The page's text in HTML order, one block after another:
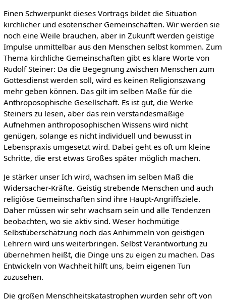
Einen Schwerpunkt dieses Vortrags bildet die Situation
kirchlicher und esoterischer Gemeinschaften. Wir werden sie
noch eine Weile brauchen, aber in Zukunft werden geistige
Impulse unmittelbar aus den Menschen selbst kommen. Zum
Thema kirchliche Gemeinschaften gibt es klare Worte von
Rudolf Steiner: Da die Begegnung zwischen Menschen zum
Gottesdienst werden soll, wird es keinen Religionszwang
mehr geben können. Das gilt im selben Maße für die
Anthroposophische Gesellschaft. Es ist gut, die Werke
Steiners zu lesen, aber das rein verstandesmäßige
Aufnehmen anthroposophischen Wissens wird nicht
genügen, solange es nicht individuell und bewusst in
Lebenspraxis umgesetzt wird. Dabei geht es oft um kleine
Schritte, die erst etwas Großes später möglich machen.
Je stärker unser Ich wird, wachsen im selben Maß die
Widersacher-Kräfte. Geistig strebende Menschen und auch
religiöse Gemeinschaften sind ihre Haupt-Angriffsziele.
Daher müssen wir sehr wachsam sein und alle Tendenzen
beobachten, wo sie aktiv sind. Weser hochmütige
Selbstüberschätzung noch das Anhimmeln von geistigen
Lehrern wird uns weiterbringen. Selbst Verantwortung zu
übernehmen heißt, die Dinge uns zu eigen zu machen. Das
Entwickeln von Wachheit hilft uns, beim eigenen Tun
zuzusehen.
Die großen Menschheitskatastrophen wurden sehr oft von